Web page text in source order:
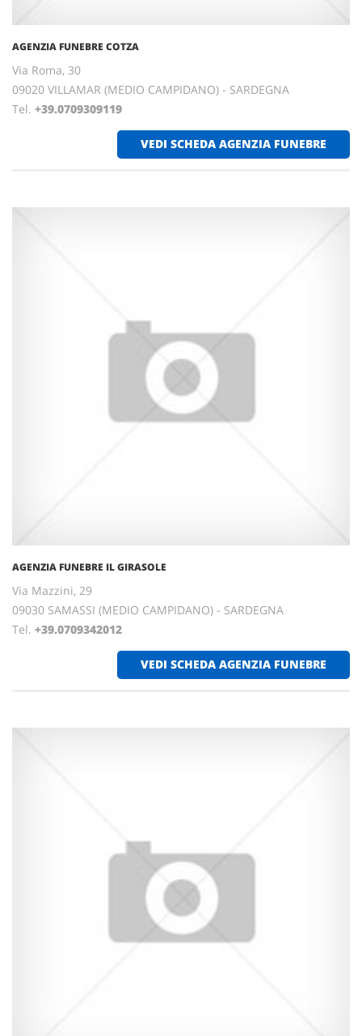
AGENZIA FUNEBRE COTZA
Via Roma, 30
09020 VILLAMAR (MEDIO CAMPIDANO) - SARDEGNA
Tel. +39.0709309119
VEDI SCHEDA AGENZIA FUNEBRE
AGENZIA FUNEBRE IL GIRASOLE
Via Mazzini, 29
09030 SAMASSI (MEDIO CAMPIDANO) - SARDEGNA
Tel. +39.0709342012
VEDI SCHEDA AGENZIA FUNEBRE